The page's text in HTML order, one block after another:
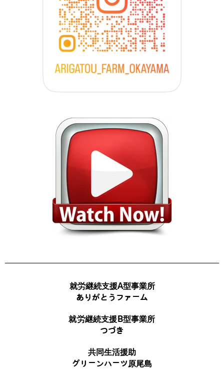
就労継続支援A型事業所
ありがとうファーム
就労継続支援B型事業所
つづき
共同生活援助
グリーンハーツ原尾島